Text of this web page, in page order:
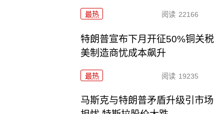
最热 阅读 22166
特朗普宣布下月开征50%铜关税
美制造商忧成本飙升
最热 阅读 19235
马斯克与特朗普矛盾升级引市场